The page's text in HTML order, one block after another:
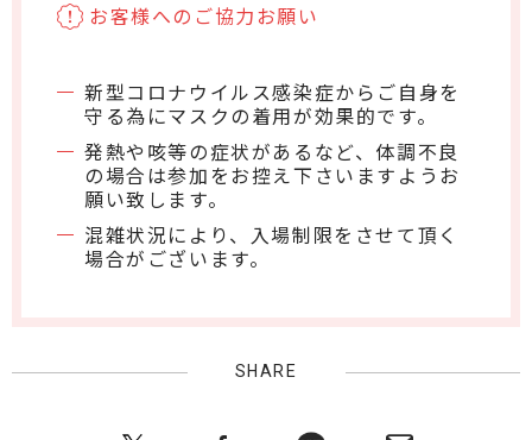
お客様へのご協力お願い
新型コロナウイルス感染症から ご自身を
守る為にマスクの着用が効果的です。
発熱や咳等の症状があるなど、体調不良
の場合は参加をお控え下さいますようお
願い致します。
混雑状況により、入場制限をさせて頂く
場合がございます。
SHARE